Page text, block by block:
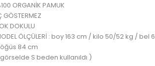
ORGANİK PAMUK
GÖSTERMEZ
DOKULU
ÖLÇÜLERİ : boy 163 cm / kilo 50/52 kg /
84 cm
S beden kullanıldı )